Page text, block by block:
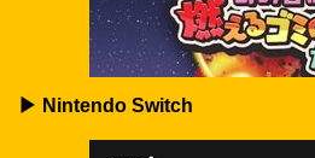
▶ Nintendo Switch